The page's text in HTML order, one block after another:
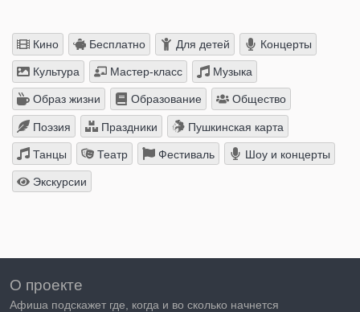
Кино Бесплатно Для детей Концерты
Культура Мастер-класс Музыка
Образ жизни Образование Общество
Поэзия Праздники Пушкинская карта
Танцы Театр Фестиваль Шоу и концерты
Экскурсии
О проекте
Афиша подскажет где, когда и во сколько начнется